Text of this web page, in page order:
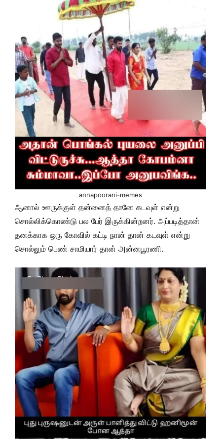
annapoorani-memes
ஆனால் ஊருக்குள் தன்னைத் தானே கடவுள் என்று
சொல்லிக்கொண்டு பல பேர் இருக்கின்றனர். அப்படித்தான்
தனக்காக ஒரு கோவில் கட்டி நான் தான் கடவுள் என்று
சொல்லும் பெண் சாமியார் தான் அன்னபூரணி.